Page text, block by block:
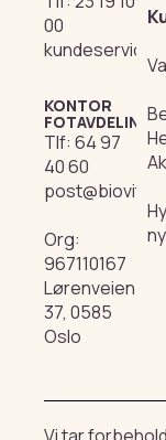
00
KONTOR
FOTAVDELING
Tlf: 64 97
40 60
Org:
967110167
Lørenveien
37, 0585
Oslo